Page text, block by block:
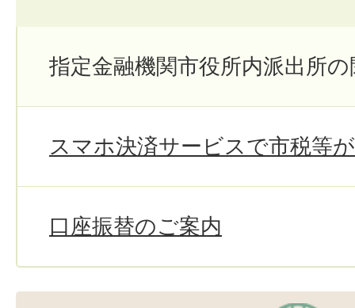
指定金融機関市役所内派出所
スマホ決済サービスで市税等
口座振替のご案内